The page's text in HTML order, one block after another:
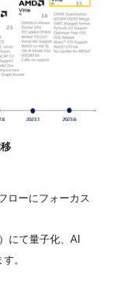
ローにフォーカス
にて量子化、AI
。